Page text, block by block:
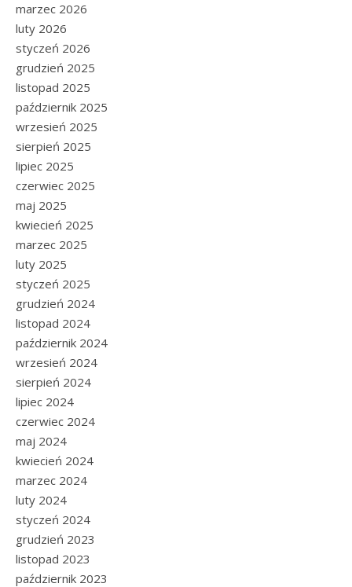
marzec 2026
luty 2026
styczeń 2026
grudzień 2025
listopad 2025
październik 2025
wrzesień 2025
sierpień 2025
lipiec 2025
czerwiec 2025
maj 2025
kwiecień 2025
marzec 2025
luty 2025
styczeń 2025
grudzień 2024
listopad 2024
październik 2024
wrzesień 2024
sierpień 2024
lipiec 2024
czerwiec 2024
maj 2024
kwiecień 2024
marzec 2024
luty 2024
styczeń 2024
grudzień 2023
listopad 2023
październik 2023